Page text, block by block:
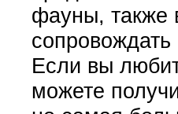
фауны, также
Если вы
можете